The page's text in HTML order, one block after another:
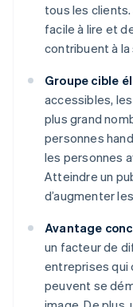
tous les
facile à lire et
contribuent à
Groupe cible
accessibles,
plus grand
personnes
les personnes
Atteindre un
d’augmenter
Avantage
un facteur de
entreprises qui
peuvent se